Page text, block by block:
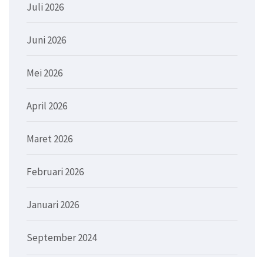
Juli 2026
Juni 2026
Mei 2026
April 2026
Maret 2026
Februari 2026
Januari 2026
September 2024